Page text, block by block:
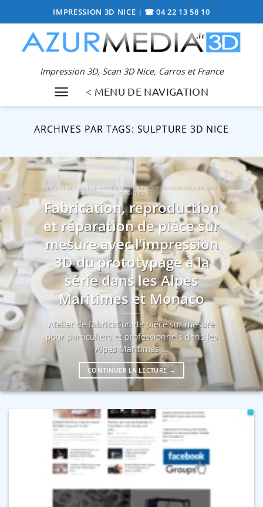
au
contenu
IMPRESSION 3D NICE | ☎ 04 22 13 58 10
Impression 3D, Scan 3D Nice, Carros et France
< MENU DE NAVIGATION
ARCHIVES PAR TAGS: SULPTURE 3D NICE
ATELIER DE CRÉATION IMPRESSION 3D RÉTRO-INGÉNIERIE SCAN 3D NICE
STUDIO 3D
Fabrication, reproduction
et réparation de pièce sur
mesure avec l’impression
3D du prototypage à la
série dans les Alpes
Maritimes et Monaco
Atelier de fabrication de pièce sur mesure
pour particuliers et professionnels dans les
Alpes Maritimes ...
CONTINUER LA LECTURE →